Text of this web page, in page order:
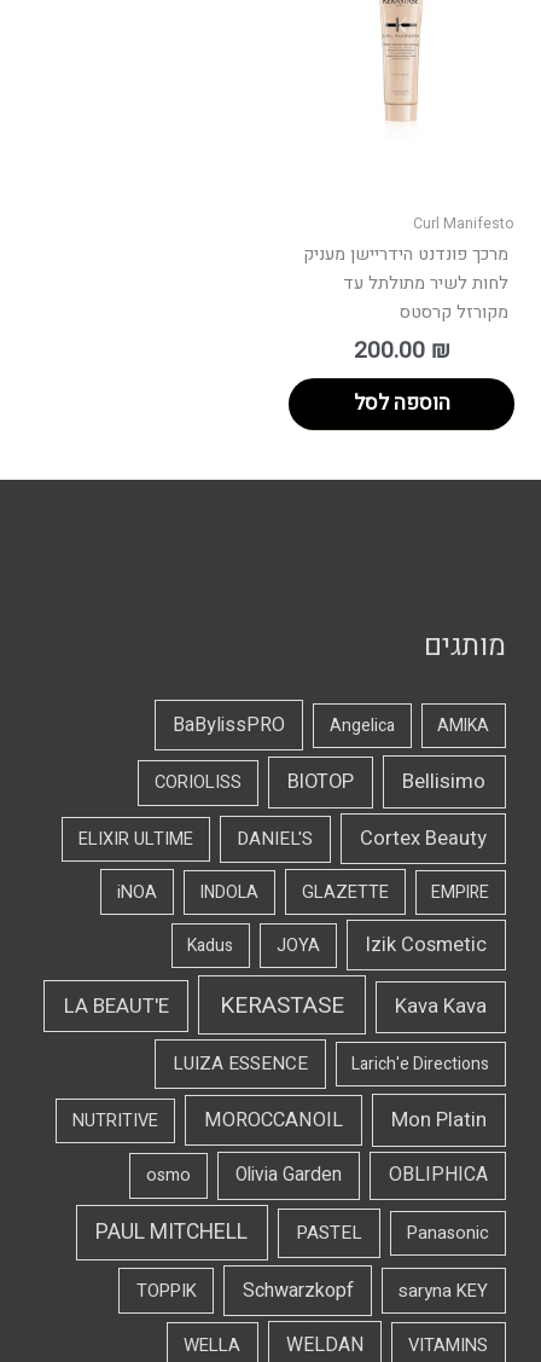
Curl Manifesto
מרכך פונדנט הידריישן מעניק
לחות לשיר מתולתל עד
מקורזל קרסטס
200.00 ₪
הוספה לסל
מותגים
AMIKA
Angelica
BaBylissPRO
Bellisimo
BIOTOP
CORIOLISS
Cortex Beauty
DANIEL'S
ELIXIR ULTIME
EMPIRE
GLAZETTE
INDOLA
iNOA
Izik Cosmetic
JOYA
Kadus
Kava Kava
KERASTASE
LA BEAUT'E
Larich'e Directions
LUIZA ESSENCE
Mon Platin
MOROCCANOIL
NUTRITIVE
OBLIPHICA
Olivia Garden
osmo
Panasonic
PASTEL
PAUL MITCHELL
saryna KEY
Schwarzkopf
TOPPIK
VITAMINS
WELDAN
WELLA